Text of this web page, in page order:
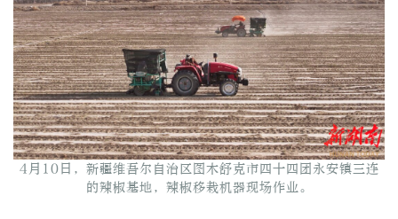
4月10日，新疆维吾尔自治区图木舒克市四十四团永安镇三连
的辣椒基地，辣椒移栽机器现场作业。